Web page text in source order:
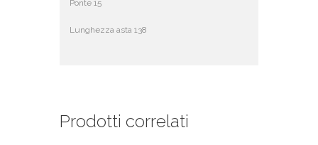
Ponte 15
Lunghezza asta 138
Prodotti correlati